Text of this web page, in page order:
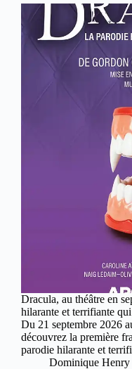
Dracula, au théâtre en
hilarante et terrifiante
Du 21 septembre 2026
découvrez la première
parodie hilarante et
Dominique Henry